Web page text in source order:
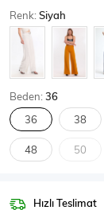
SPOR GİYİM
Renk:Siyah
Beden:36
36 38
48 50
Hızlı Teslimat